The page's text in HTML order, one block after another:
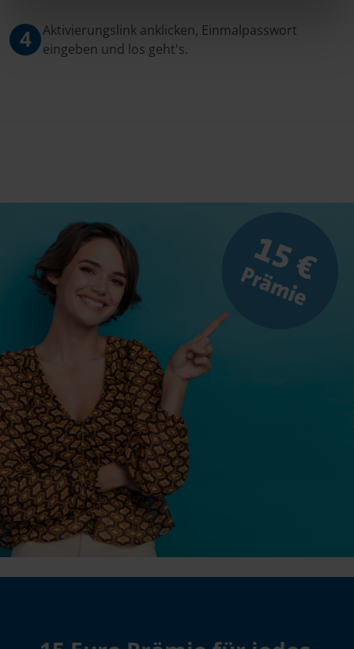
4
Aktivierungslink anklicken, Einmalpasswort
eingeben und los geht's.